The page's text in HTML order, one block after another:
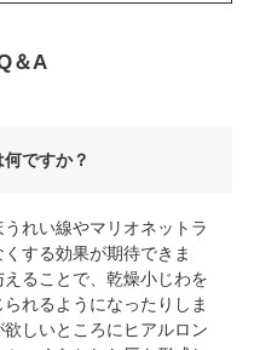
＆A
ですか？
れい線やマリオネットラ
する効果が期待できま
ることで、乾燥小じわを
れるようになったりしま
しいところにヒアルロン